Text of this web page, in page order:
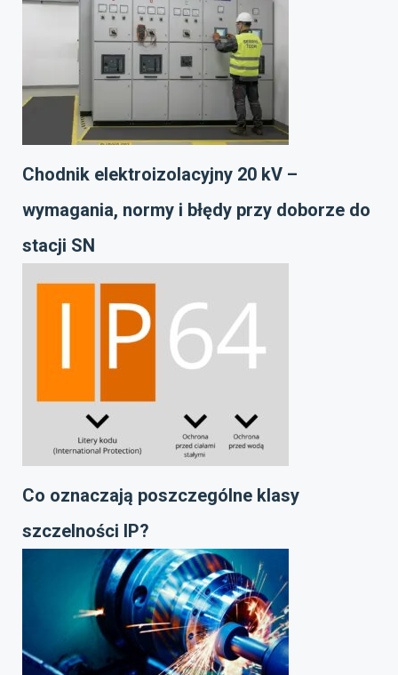
Chodnik elektroizolacyjny 20 kV –
wymagania, normy i błędy przy doborze do
stacji SN
Co oznaczają poszczególne klasy
szczelności IP?